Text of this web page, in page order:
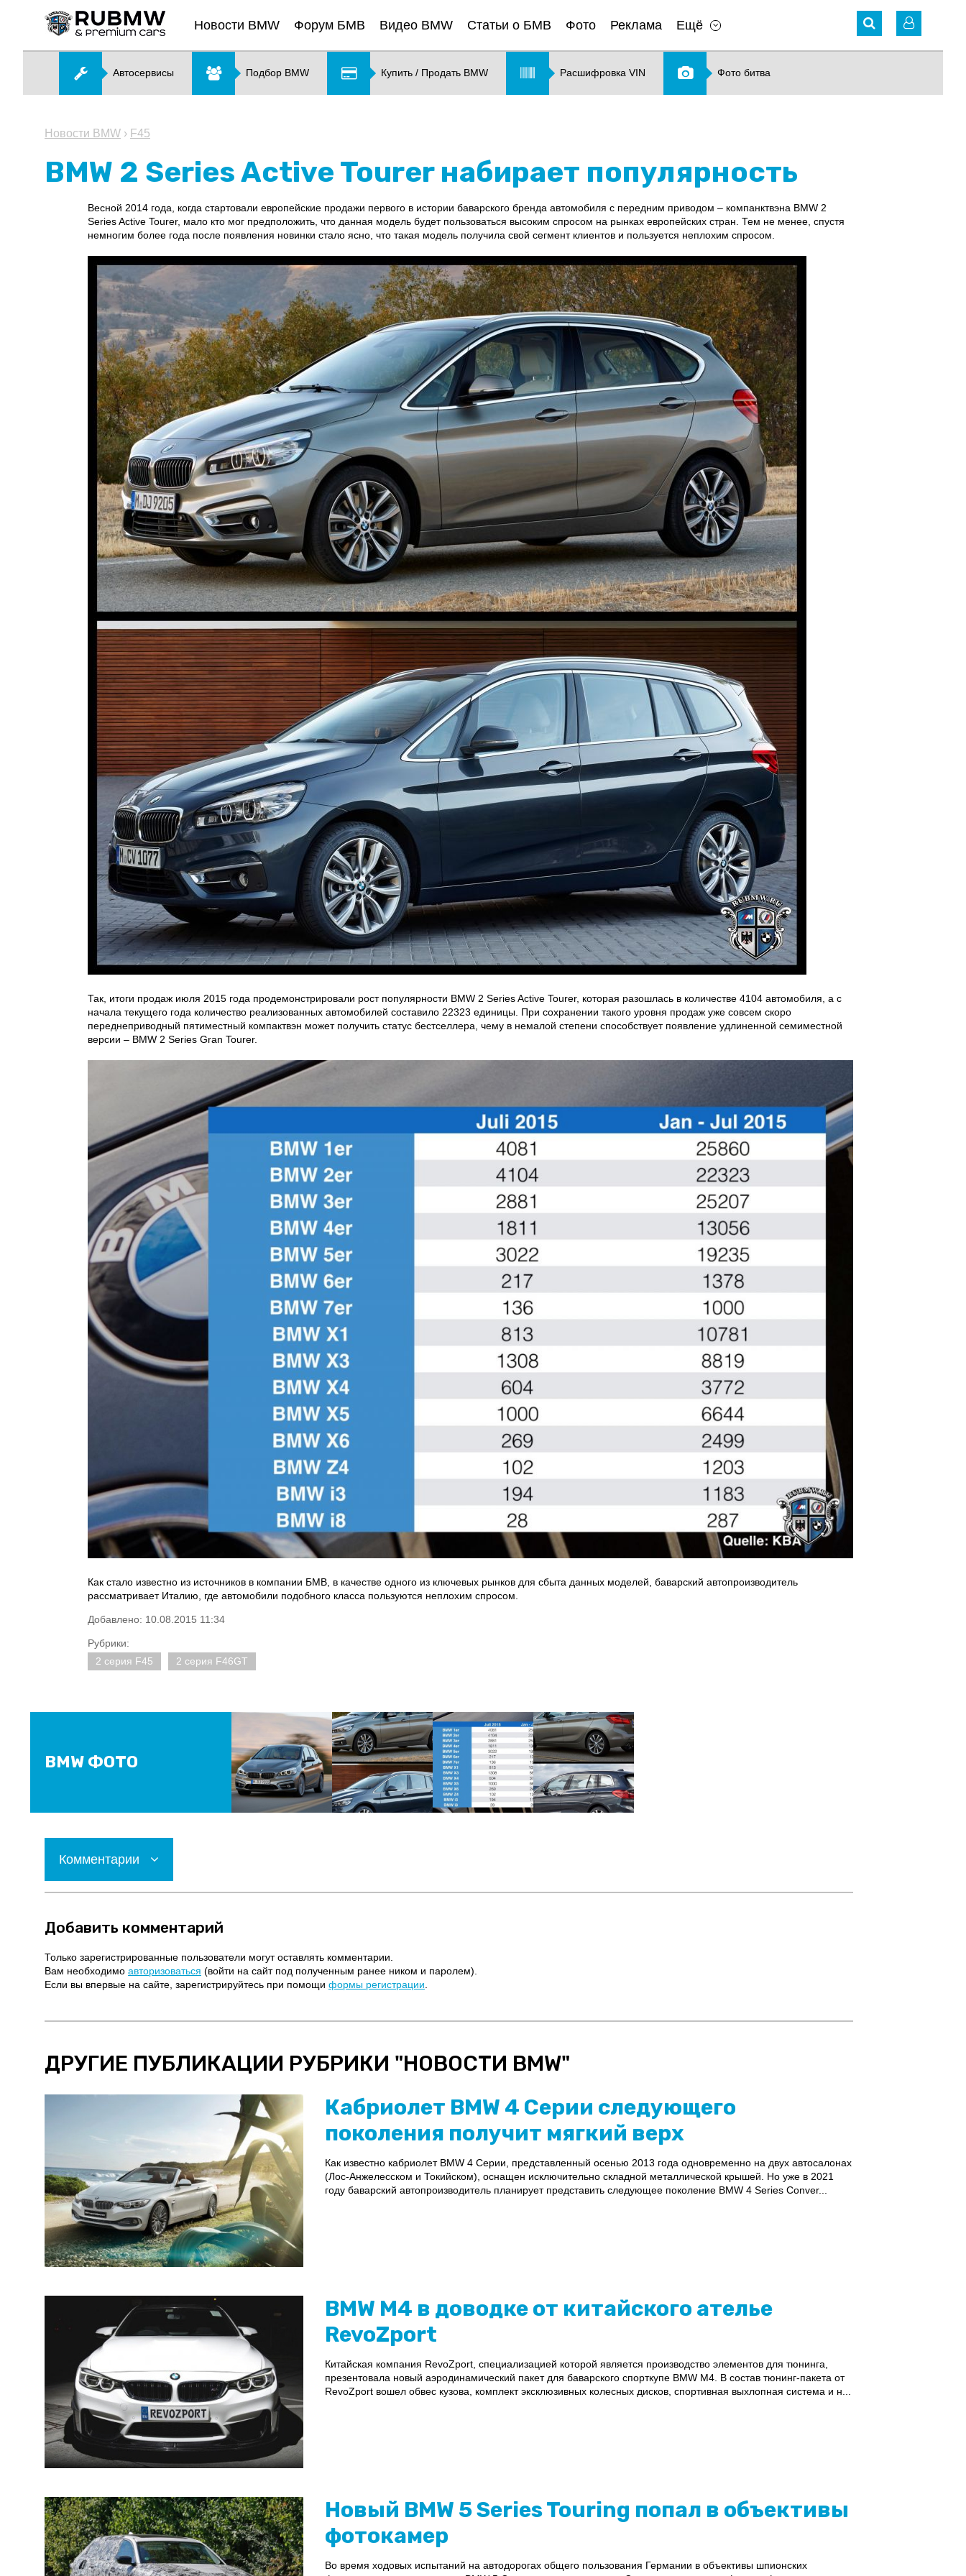
Новости BMW Форум БМВ Видео BMW Статьи о БМВ Фото Реклама Ещё
Автосервисы Подбор BMW Купить / Продать BMW Расшифровка VIN Фото битва
Новости BMW › F45
BMW 2 Series Active Tourer набирает популярность
Весной 2014 года, когда стартовали европейские продажи первого в истории баварского бренда автомобиля с передним приводом – компанктвэна BMW 2
Series Active Tourer, мало кто мог предположить, что данная модель будет пользоваться высоким спросом на рынках европейских стран. Тем не менее, спустя
немногим более года после появления новинки стало ясно, что такая модель получила свой сегмент клиентов и пользуется неплохим спросом.
Так, итоги продаж июля 2015 года продемонстрировали рост популярности BMW 2 Series Active Tourer, которая разошлась в количестве 4104 автомобиля, а с
начала текущего года количество реализованных автомобилей составило 22323 единицы. При сохранении такого уровня продаж уже совсем скоро
переднеприводный пятиместный компактвэн может получить статус бестселлера, чему в немалой степени способствует появление удлиненной семиместной
версии – BMW 2 Series Gran Tourer.
Как стало известно из источников в компании БМВ, в качестве одного из ключевых рынков для сбыта данных моделей, баварский автопроизводитель
рассматривает Италию, где автомобили подобного класса пользуются неплохим спросом.
Добавлено: 10.08.2015 11:34
Рубрики:
2 серия F45
2 серия F46GT
BMW ФОТО
Комментарии
Добавить комментарий
Только зарегистрированные пользователи могут оставлять комментарии.
Вам необходимо авторизоваться (войти на сайт под полученным ранее ником и паролем).
Если вы впервые на сайте, зарегистрируйтесь при помощи формы регистрации
ДРУГИЕ ПУБЛИКАЦИИ РУБРИКИ "НОВОСТИ BMW"
Кабриолет BMW 4 Cерии следующего
поколения получит мягкий верх
Как известно кабриолет BMW 4 Серии, представленный осенью 2013 года одновременно на двух автосалонах
(Лос-Анжелесском и Токийском), оснащен исключительно складной металлической крышей. Но уже в 2021
году баварский автопроизводитель планирует представить следующее поколение BMW 4 Series Conver...
BMW M4 в доводке от китайского ателье
RevoZport
Китайская компания RevoZport, специализацией которой является производство элементов для тюнинга,
презентовала новый аэродинамический пакет для баварского спорткупе BMW M4. В состав тюнинг-пакета от
RevoZport вошел обвес кузова, комплект эксклюзивных колесных дисков, спортивная выхлопная система и н...
Новый BMW 5 Series Touring попал в объективы
фотокамер
Во время ходовых испытаний на автодорогах общего пользования Германии в объективы шпионских